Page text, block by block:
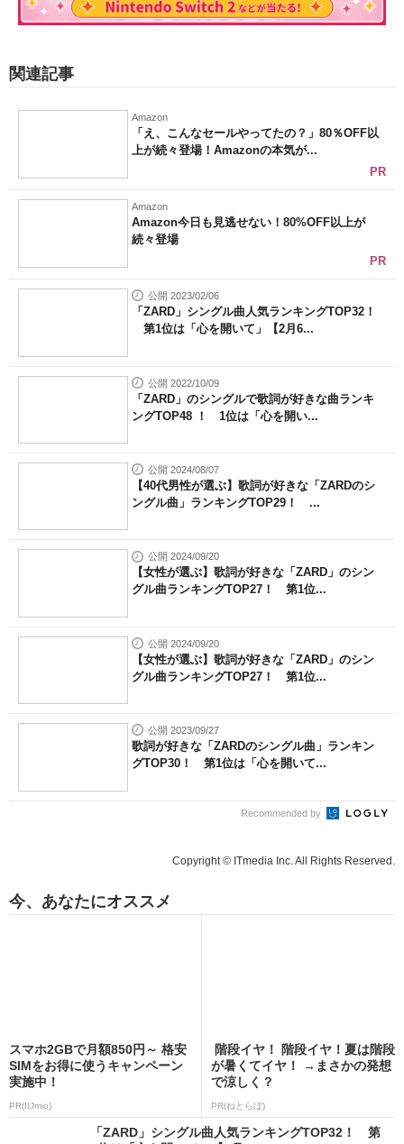
関連記事
Amazon
「え、こんなセールやってたの？」80％OFF以
上が続々登場！Amazonの本気が...
PR
Amazon
Amazon今日も見逃せない！80%OFF以上が
続々登場
PR
公開 2023/02/06
「ZARD」シングル曲人気ランキングTOP32！
第1位は「心を開いて」【2月6...
公開 2022/10/09
「ZARD」のシングルで歌詞が好きな曲ランキ
ングTOP48 ！ 1位は「心を開い...
公開 2024/08/07
【40代男性が選ぶ】歌詞が好きな「ZARDのシ
ングル曲」ランキングTOP29！ ...
公開 2024/09/20
【女性が選ぶ】歌詞が好きな「ZARD」のシン
グル曲ランキングTOP27！ 第1位...
公開 2024/09/20
【女性が選ぶ】歌詞が好きな「ZARD」のシン
グル曲ランキングTOP27！ 第1位...
公開 2023/09/27
歌詞が好きな「ZARDのシングル曲」ランキン
グTOP30！ 第1位は「心を開いて...
Recommended by
Copyright © ITmedia Inc. All Rights Reserved.
今、あなたにオススメ
スマホ2GBで月額850円～ 格安
SIMをお得に使うキャンペーン
実施中！
PR(IIJmio)
階段イヤ！ 階段イヤ！夏は階段
が暑くてイヤ！ →まさかの発想
で涼しく？
PR(ねとらぼ)
「ZARD」シングル曲人気ランキングTOP32！ 第